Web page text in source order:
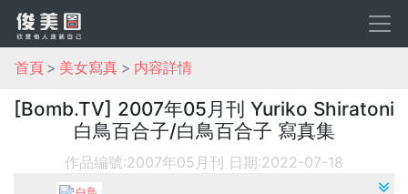
首頁 美女寫真 内容詳情
[Bomb.TV] 2007年05月刊 Yuriko Shiratoni
白鳥百合子/白鳥百合子 寫真集
作品編號:2007年05月刊 日期:2022-07-18